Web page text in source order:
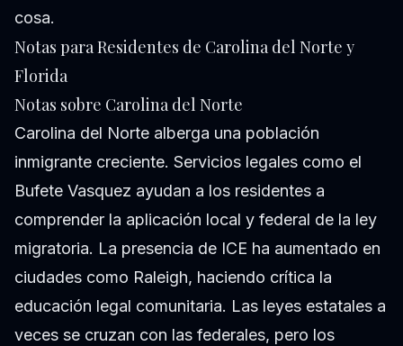
cosa.
Notas para Residentes de Carolina del Norte y
Florida
Notas sobre Carolina del Norte
Carolina del Norte alberga una población
inmigrante creciente. Servicios legales como el
Bufete Vasquez ayudan a los residentes a
comprender la aplicación local y federal de la ley
migratoria. La presencia de ICE ha aumentado en
ciudades como Raleigh, haciendo crítica la
educación legal comunitaria. Las leyes estatales a
veces se cruzan con las federales, pero los